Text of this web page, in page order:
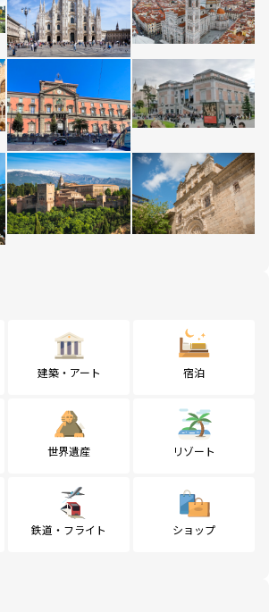
建築・アート 宿泊
世界遺産 リゾート
鉄道・フライト ショップ